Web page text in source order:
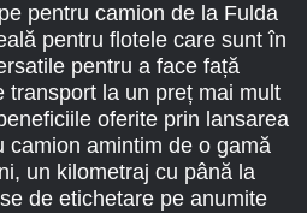
pentru camion de la Fulda
pentru flotele care sunt în
pentru a face față
transport la un preț mai mult
oferite prin lansarea
camion amintim de o gamă
un kilometraj cu până la
de etichetare pe anumite